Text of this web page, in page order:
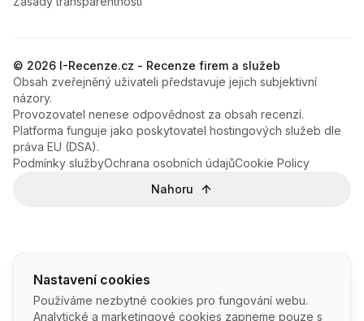
Nastavení cookies
Používáme nezbytné cookies pro fungování webu.
Analytické a marketingové cookies zapneme pouze s
© 2026 I-Recenze.cz - Recenze firem a služeb
Obsah zveřejněný uživateli představuje jejich subjektivní
názory.
Provozovatel nenese odpovědnost za obsah recenzí.
Platforma funguje jako poskytovatel hostingových služeb dle
práva EU (DSA).
Podmínky službyOchrana osobních údajůCookie Policy
Nahoru